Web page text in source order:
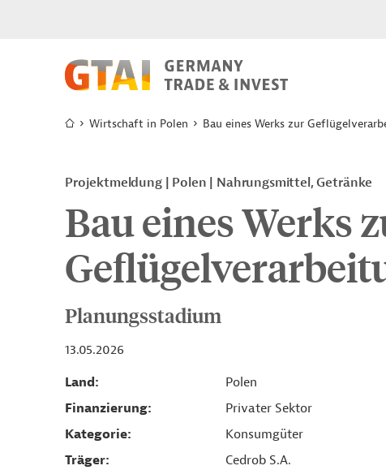
Wirtschaft in Polen Bau eines Werks zur
Projektmeldung Polen Nahrungsmittel, Getränke
Bau eines Werks
Planungsstadium
13.05.2026
Land
Polen
Finanzierung
Privater Sektor
Kategorie
Konsumgüter
Träger
Cedrob S.A.